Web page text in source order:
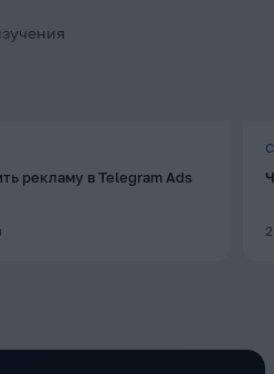
рекламу в Telegram Ads